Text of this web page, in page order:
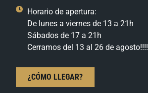
Horario de apertura:
De lunes a viernes de 13 a 21h
Sábados de 17 a 21h
Cerramos del 13 al 26 de agosto!!!!
¿CÓMO LLEGAR?